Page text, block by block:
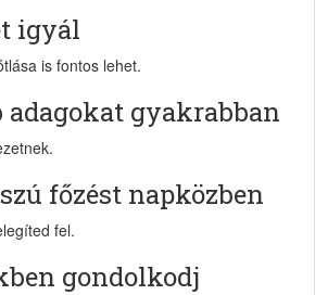
igyál
is fontos lehet.
adagokat gyakrabban
főzést napközben
fel.
gondolkodj